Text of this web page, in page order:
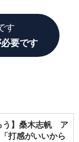
す
要です
う】桑木志帆 ア
打感がいいから